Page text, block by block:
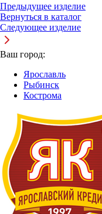
Предыдущее изделие
Вернуться в каталог
Следующее изделие
Ваш город:
Ярославль
Рыбинск
Кострома